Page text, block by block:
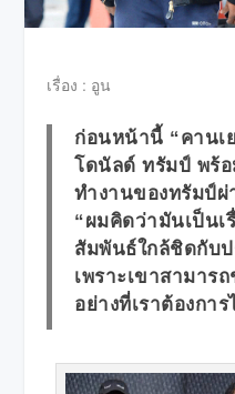
เรื่อง : อูน
ก่อนหน้านี้ “คานเ
โดนัลด์ ทรัมป์ พร้
ทำงานของทรัมป์ผ่
“ผมคิดว่ามันเป็นเ
สัมพันธ์ใกล้ชิดกับ
เพราะเขาสามาร
อย่างที่เราต้องการ